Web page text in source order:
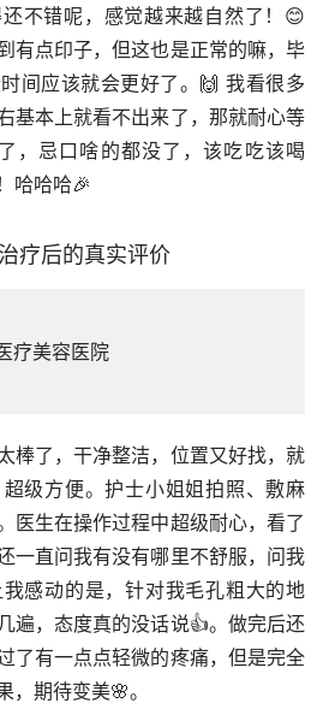
不错呢，感觉越来越自然了！😊
有点印子，但这也是正常的嘛，毕
间应该就会更好了。🙌 我看很多
基本上就看不出来了，那就耐心等
，忌口啥的都没了，该吃吃该喝
哈哈哈🎉
疗后的真实评价
疗美容医院
棒了，干净整洁，位置又好找，就
级方便。护士小姐姐拍照、敷麻
医生在操作过程中超级耐心，看了
一直问我有没有哪里不舒服，问我
感动的是，针对我毛孔粗大的地
遍，态度真的没话说👍。做完后还
了有一点点轻微的疼痛，但是完全
，期待变美🌸。